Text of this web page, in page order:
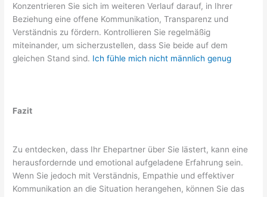
Konzentrieren Sie sich im weiteren Verlauf darauf, in Ihrer
Beziehung eine offene Kommunikation, Transparenz und
Verständnis zu fördern. Kontrollieren Sie regelmäßig
miteinander, um sicherzustellen, dass Sie beide auf dem
gleichen Stand sind. Ich fühle mich nicht männlich genug
Fazit
Zu entdecken, dass Ihr Ehepartner über Sie lästert, kann eine
herausfordernde und emotional aufgeladene Erfahrung sein.
Wenn Sie jedoch mit Verständnis, Empathie und effektiver
Kommunikation an die Situation herangehen, können Sie das